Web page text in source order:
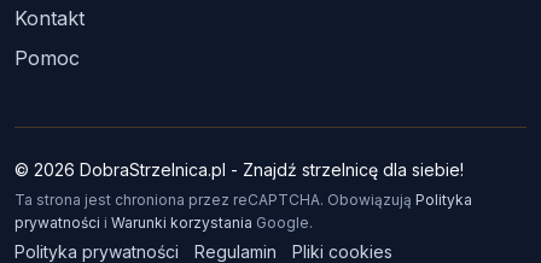
Kontakt
Pomoc
© 2026 DobraStrzelnica.pl - Znajdź strzelnicę dla siebie!
Ta strona jest chroniona przez reCAPTCHA. Obowiązują Polityka
prywatności i Warunki korzystania Google.
Polityka prywatności Regulamin Pliki cookies